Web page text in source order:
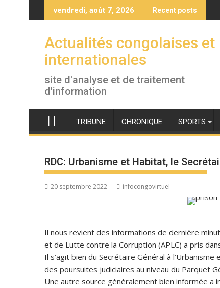
to
vendredi, août 7, 2026 Recent posts
Actualités congolaises et
internationales
site d'analyse et de traitement
d'information
TRIBUNE CHRONIQUE SPORTS
RDC: Urbanisme et Habitat, le
20 septembre 2022 infocongovirtuel
Il nous revient des informations de dernière
et de Lutte contre la Corruption (APLC) a pris
Il s’agit bien du Secrétaire Général à
des poursuites judiciaires au niveau du Parquet
Une autre source généralement bien informée a